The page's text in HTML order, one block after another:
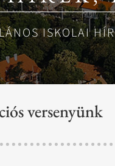
ISKOLAI
versenyünk